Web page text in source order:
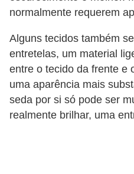
normalmente requerem
Alguns tecidos também
entretelas, um material
entre o tecido da frente e
uma aparência mais
seda por si só pode ser
realmente brilhar, uma